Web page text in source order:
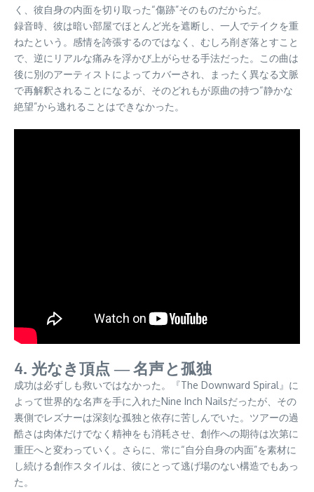
く、彼自身の内面を切り取った“傷跡”そのものだからだ。
録音時、彼は暗い部屋でほとんど光を遮断し、一人でテイクを重
ねたという。感情を誇張するのではなく、むしろ削ぎ落とすこと
で、逆にリアルな痛みを浮かび上がらせる手法だった。この曲は
後に別のアーティストによってカバーされ、まったく異なる文脈
で再解釈されることになるが、そのどれもが原曲の持つ“静かな
絶望”から逃れることはできなかった。
4. 光なき頂点 ― 名声と孤独
成功は必ずしも救いではなかった。『The Downward Spiral』に
よって世界的な名声を手に入れたNine Inch Nailsだったが、その
裏側でレズナーは深刻な孤独と依存に苦しんでいた。ツアーの過
酷さは肉体だけでなく精神をも消耗させ、創作への期待は次第に
重圧へと変わっていく。さらに、常に“自分自身の内面”を素材に
し続ける創作スタイルは、彼にとって逃げ場のない構造でもあっ
た。